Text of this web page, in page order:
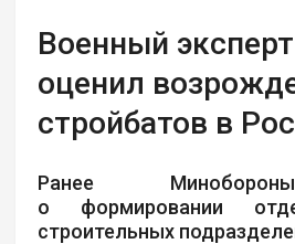
Военный
оценил
стройбатов в
Ранее
о формировании
строительных